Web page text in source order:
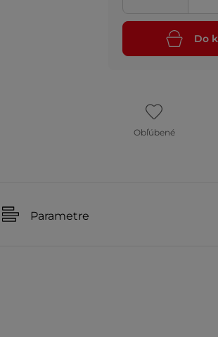
Do
Obľúbené
Parametre